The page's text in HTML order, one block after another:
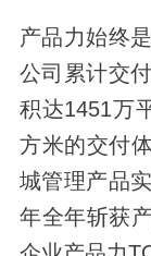
产品力始终
公司累计交
积达1451万
方米的交付
城管理产品
年全年斩获